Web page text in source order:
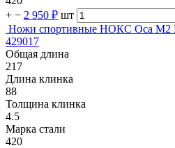
+ − 2 950 ₽ шт
Ножи спортивные НОКС Оса М2
429017
Общая длина
217
Длина клинка
88
Толщина клинка
4.5
Марка стали
420